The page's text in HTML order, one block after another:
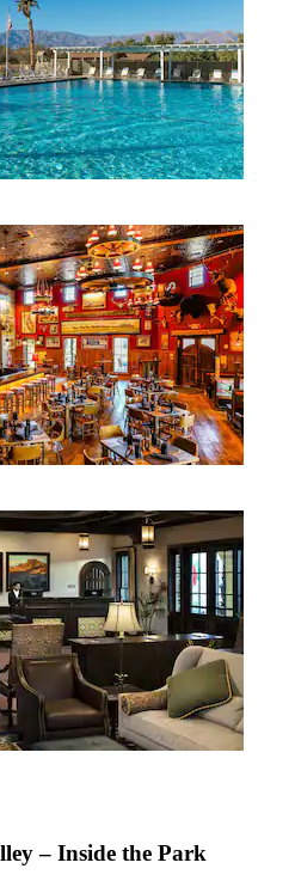
– Inside the Park